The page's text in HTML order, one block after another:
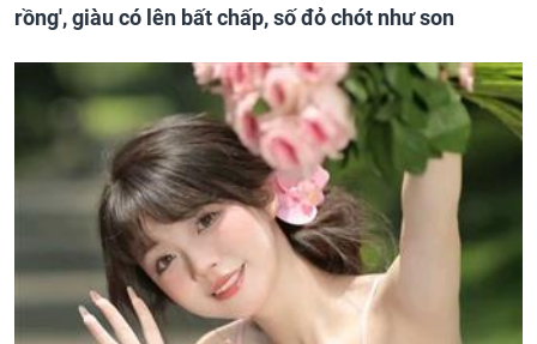
rồng', giàu có lên bất chấp, số đỏ chót như son